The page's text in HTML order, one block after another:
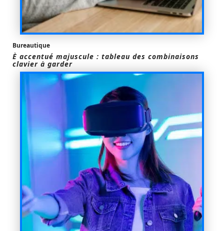
Bureautique
È accentué majuscule : tableau des combinaisons
clavier à garder